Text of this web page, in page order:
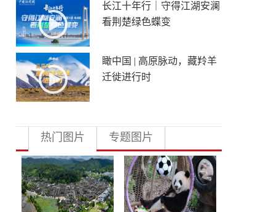
长江十年行｜守得江湖安澜
看荆楚绿色蝶变
瞰中国 | 高原脉动，藏羚羊
迁徙进行时
热门图片 专题图片